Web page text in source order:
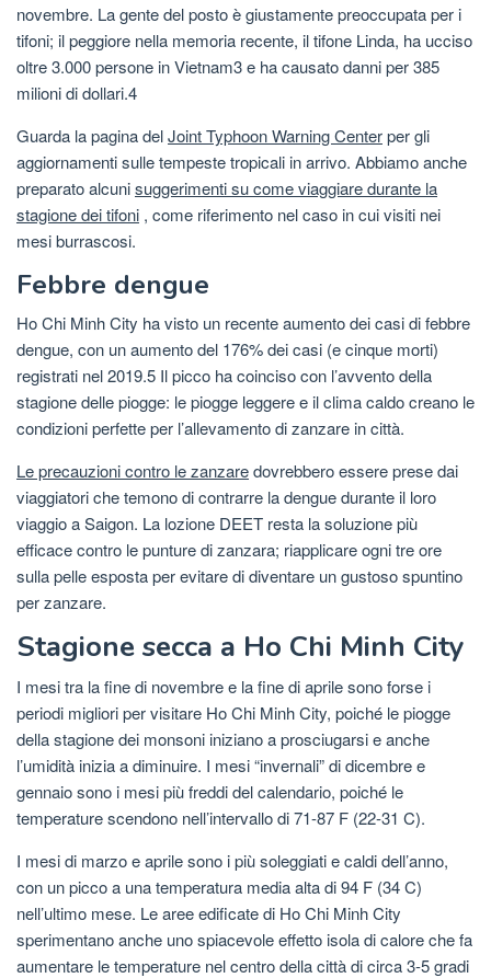
novembre. La gente del posto è giustamente preoccupata per i
tifoni; il peggiore nella memoria recente, il tifone Linda, ha ucciso
oltre 3.000 persone in Vietnam3 e ha causato danni per 385
milioni di dollari.4
Guarda la pagina delJoint Typhoon Warning Centerper gli
aggiornamenti sulle tempeste tropicali in arrivo. Abbiamo anche
preparato alcunisuggerimenti su come viaggiare durante la
stagione dei tifoni , come riferimento nel caso in cui visiti nei
mesi burrascosi.
Febbre dengue
Ho Chi Minh City ha visto un recente aumento dei casi di febbre
dengue, con un aumento del 176% dei casi (e cinque morti)
registrati nel 2019.5 Il picco ha coinciso con l’avvento della
stagione delle piogge: le piogge leggere e il clima caldo creano le
condizioni perfette per l’allevamento di zanzare in città.
Le precauzioni contro le zanzaredovrebbero essere prese dai
viaggiatori che temono di contrarre la dengue durante il loro
viaggio a Saigon. La lozione DEET resta la soluzione più
efficace contro le punture di zanzara; riapplicare ogni tre ore
sulla pelle esposta per evitare di diventare un gustoso spuntino
per zanzare.
Stagione secca a Ho Chi Minh City
I mesi tra la fine di novembre e la fine di aprile sono forse i
periodi migliori per visitare Ho Chi Minh City, poiché le piogge
della stagione dei monsoni iniziano a prosciugarsi e anche
l’umidità inizia a diminuire. I mesi “invernali” di dicembre e
gennaio sono i mesi più freddi del calendario, poiché le
temperature scendono nell’intervallo di 71-87 F (22-31 C).
I mesi di marzo e aprile sono i più soleggiati e caldi dell’anno,
con un picco a una temperatura media alta di 94 F (34 C)
nell’ultimo mese. Le aree edificate di Ho Chi Minh City
sperimentano anche uno spiacevole effetto isola di calore che fa
aumentare le temperature nel centro della città di circa 3-5 gradi